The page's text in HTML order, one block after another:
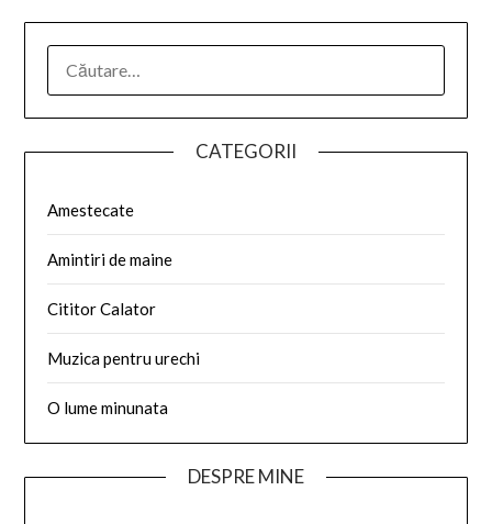
CATEGORII
Amestecate
Amintiri de maine
Cititor Calator
Muzica pentru urechi
O lume minunata
DESPRE MINE